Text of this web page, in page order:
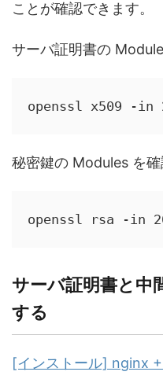
ことが確認できます。
サーバ証明書の
openssl x509 -in
秘密鍵の Modules を確
openssl rsa -in
サーバ証明書と中
する
[インストール] nginx +